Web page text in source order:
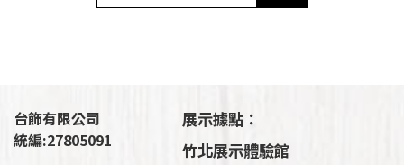
台飾有限公司
統編:27805091
展示據點：
竹北展示體驗館